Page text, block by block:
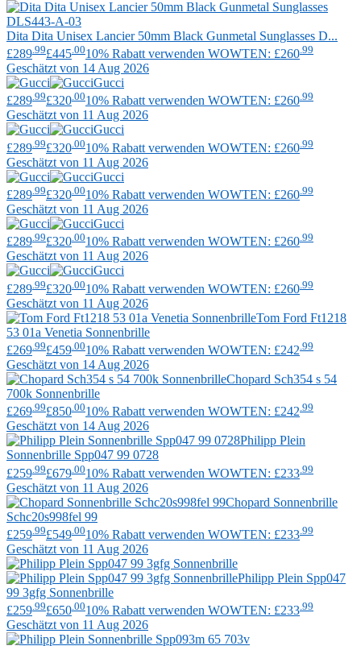
Dita Dita Unisex Lancier 50mm Black Gunmetal Sunglasses D...
£289 .99£445 .0010% Rabatt verwenden WOWTEN: £260 .99
Geschätzt von 14 Aug 2026
Gucci
£289 .99£320 .0010% Rabatt verwenden WOWTEN: £260 .99
Geschätzt von 11 Aug 2026
Gucci
£289 .99£320 .0010% Rabatt verwenden WOWTEN: £260 .99
Geschätzt von 11 Aug 2026
Gucci
£289 .99£320 .0010% Rabatt verwenden WOWTEN: £260 .99
Geschätzt von 11 Aug 2026
Gucci
£289 .99£320 .0010% Rabatt verwenden WOWTEN: £260 .99
Geschätzt von 11 Aug 2026
Gucci
£289 .99£320 .0010% Rabatt verwenden WOWTEN: £260 .99
Geschätzt von 11 Aug 2026
Tom Ford Ft1218
53 01a Venetia Sonnenbrille
£269 .99£459 .0010% Rabatt verwenden WOWTEN: £242 .99
Geschätzt von 14 Aug 2026
Chopard Sch354 s 54
700k Sonnenbrille
£269 .99£850 .0010% Rabatt verwenden WOWTEN: £242 .99
Geschätzt von 14 Aug 2026
Philipp Plein
Sonnenbrille Spp047 99 0728
£259 .99£679 .0010% Rabatt verwenden WOWTEN: £233 .99
Geschätzt von 11 Aug 2026
Chopard Sonnenbrille
Schc20s998fel 99
£259 .99£549 .0010% Rabatt verwenden WOWTEN: £233 .99
Geschätzt von 11 Aug 2026
Philipp Plein Spp047
99 3gfg Sonnenbrille
£259 .99£650 .0010% Rabatt verwenden WOWTEN: £233 .99
Geschätzt von 11 Aug 2026